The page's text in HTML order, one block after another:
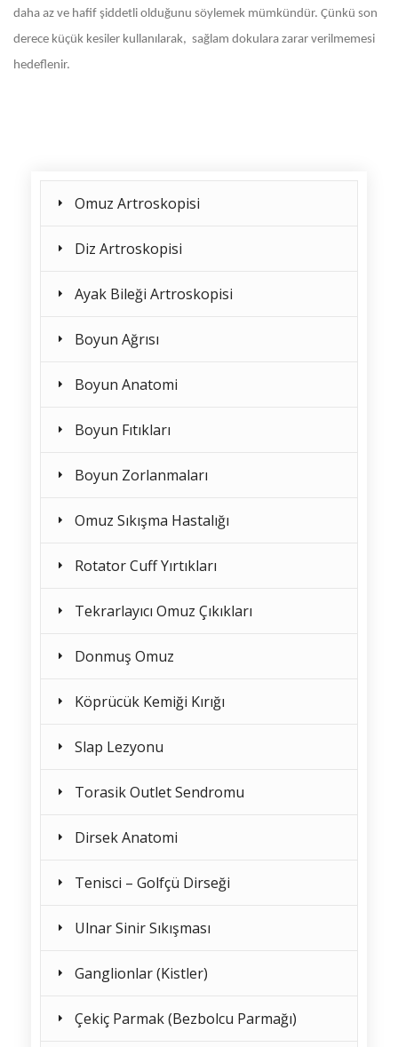
daha az ve hafif şiddetli olduğunu söylemek mümkündür. Çünkü son
derece küçük kesiler kullanılarak, sağlam dokulara zarar verilmemesi
hedeflenir.
Omuz Artroskopisi
Diz Artroskopisi
Ayak Bileği Artroskopisi
Boyun Ağrısı
Boyun Anatomi
Boyun Fıtıkları
Boyun Zorlanmaları
Omuz Sıkışma Hastalığı
Rotator Cuff Yırtıkları
Tekrarlayıcı Omuz Çıkıkları
Donmuş Omuz
Köprücük Kemiği Kırığı
Slap Lezyonu
Torasik Outlet Sendromu
Dirsek Anatomi
Tenisci – Golfçü Dirseği
Ulnar Sinir Sıkışması
Ganglionlar (Kistler)
Çekiç Parmak (Bezbolcu Parmağı)